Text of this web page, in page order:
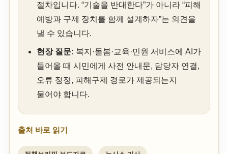
절차입니다. “기술을 반대한다”가 아니라 “피해
예방과 구제 장치를 함께 설계하자”는 의견을
낼 수 있습니다.
현장 질문: 복지·돌봄·교육·민원 서비스에 AI가
들어올 때 시민에게 사전 안내문, 담당자 연결,
오류 정정, 피해구제 경로가 제공되는지
물어야 합니다.
출처 바로 읽기